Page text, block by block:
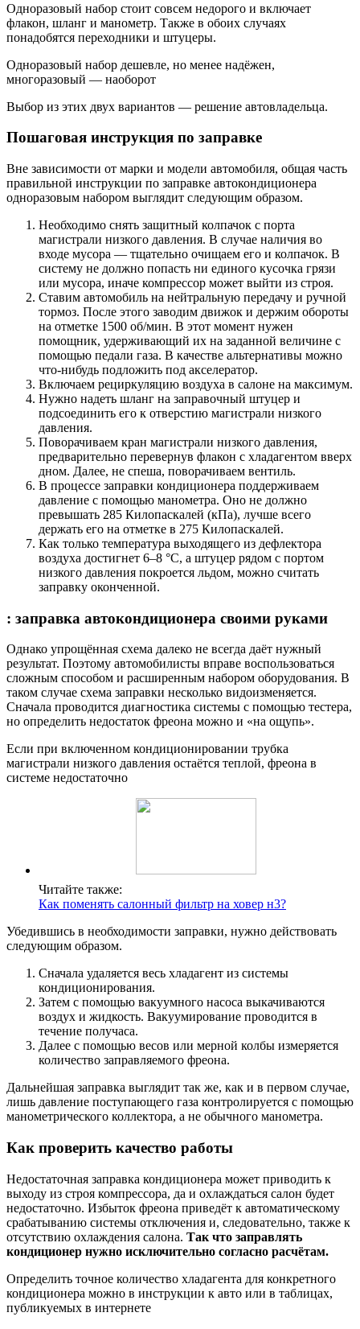
Одноразовый набор стоит совсем недорого и включает
флакон, шланг и манометр. Также в обоих случаях
понадобятся переходники и штуцеры.
Одноразовый набор дешевле, но менее надёжен,
многоразовый — наоборот
Выбор из этих двух вариантов — решение автовладельца.
Пошаговая инструкция по заправке
Вне зависимости от марки и модели автомобиля, общая часть
правильной инструкции по заправке автокондиционера
одноразовым набором выглядит следующим образом.
Необходимо снять защитный колпачок с порта
магистрали низкого давления. В случае наличия во
входе мусора — тщательно очищаем его и колпачок. В
систему не должно попасть ни единого кусочка грязи
или мусора, иначе компрессор может выйти из строя.
Ставим автомобиль на нейтральную передачу и ручной
тормоз. После этого заводим движок и держим обороты
на отметке 1500 об/мин. В этот момент нужен
помощник, удерживающий их на заданной величине с
помощью педали газа. В качестве альтернативы можно
что-нибудь подложить под акселератор.
Включаем рециркуляцию воздуха в салоне на максимум.
Нужно надеть шланг на заправочный штуцер и
подсоединить его к отверстию магистрали низкого
давления.
Поворачиваем кран магистрали низкого давления,
предварительно перевернув флакон с хладагентом вверх
дном. Далее, не спеша, поворачиваем вентиль.
В процессе заправки кондиционера поддерживаем
давление с помощью манометра. Оно не должно
превышать 285 Килопаскалей (кПа), лучше всего
держать его на отметке в 275 Килопаскалей.
Как только температура выходящего из дефлектора
воздуха достигнет 6–8 °C, а штуцер рядом с портом
низкого давления покроется льдом, можно считать
заправку оконченной.
: заправка автокондиционера своими руками
Однако упрощённая схема далеко не всегда даёт нужный
результат. Поэтому автомобилисты вправе воспользоваться
сложным способом и расширенным набором оборудования. В
таком случае схема заправки несколько видоизменяется.
Сначала проводится диагностика системы с помощью тестера,
но определить недостаток фреона можно и «на ощупь».
Если при включенном кондиционировании трубка
магистрали низкого давления остаётся теплой, фреона в
системе недостаточно
Читайте также:
Как поменять салонный фильтр на ховер н3?
Убедившись в необходимости заправки, нужно действовать
следующим образом.
Сначала удаляется весь хладагент из системы
кондиционирования.
Затем с помощью вакуумного насоса выкачиваются
воздух и жидкость. Вакуумирование проводится в
течение получаса.
Далее с помощью весов или мерной колбы измеряется
количество заправляемого фреона.
Дальнейшая заправка выглядит так же, как и в первом случае,
лишь давление поступающего газа контролируется с помощью
манометрического коллектора, а не обычного манометра.
Как проверить качество работы
Недостаточная заправка кондиционера может приводить к
выходу из строя компрессора, да и охлаждаться салон будет
недостаточно. Избыток фреона приведёт к автоматическому
срабатыванию системы отключения и, следовательно, также к
отсутствию охлаждения салона. Так что заправлять
кондиционер нужно исключительно согласно расчётам.
Определить точное количество хладагента для конкретного
кондиционера можно в инструкции к авто или в таблицах,
публикуемых в интернете